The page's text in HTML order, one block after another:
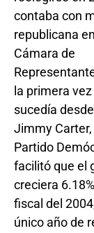
contaba con
republicana
Cámara de
la primera
sucedía
Jimmy Carter,
Partido
facilitó que el
creciera
fiscal del
único año de